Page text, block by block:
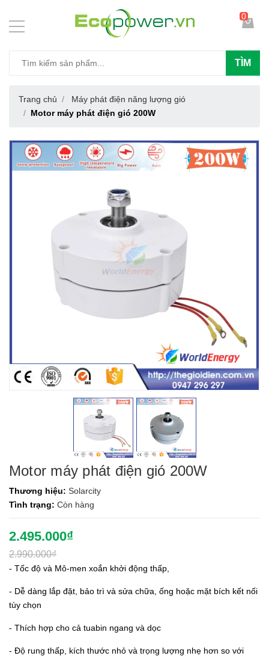
TÌM
0
Trang chủ
Máy phát điện năng lượng gió
Motor máy phát điện gió 200W
Motor máy phát điện gió 200W
Thương hiệu: Solarcity
Tình trạng: Còn hàng
2.495.000₫
2.990.000₫
- Tốc độ và Mô-men xoắn khởi động thấp,
- Dễ dàng lắp đặt, bảo trì và sửa chữa, ống hoặc mặt bích kết nối
tùy chọn
- Thích hợp cho cả tuabin ngang và dọc
- Độ rung thấp, kích thước nhỏ và trọng lượng nhẹ hơn so với